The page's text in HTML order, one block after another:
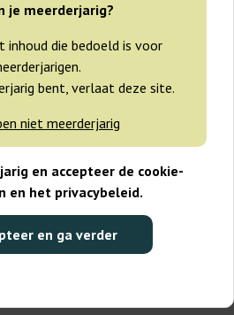
je meerderjarig?
inhoud die bedoeld is voor
bent, verlaat deze site.
niet meerderjarig
en accepteer de cookie-
en het privacybeleid.
en ga verder